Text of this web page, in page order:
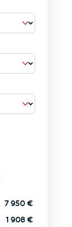
7 950 €
1 908 €